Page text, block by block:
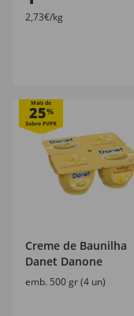
2,73€/kg
Mais de
25%
Creme de Baunilha
Danet Danone
emb. 500 gr (4 un)